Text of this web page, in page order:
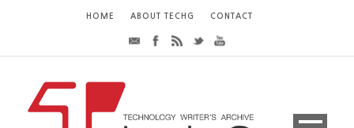
HOME ABOUT TECHG CONTACT